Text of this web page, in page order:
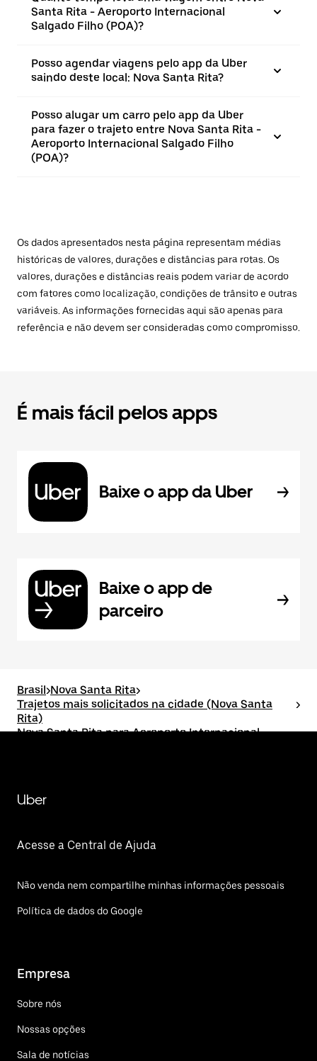
Santa Rita - Aeroporto Internacional
Salgado Filho (POA)?
Posso agendar viagens pelo app da Uber
saindo deste local: Nova Santa Rita?
Posso alugar um carro pelo app da Uber
para fazer o trajeto entre Nova Santa Rita -
Aeroporto Internacional Salgado Filho
(POA)?
Os dados apresentados nesta página representam médias
históricas de valores, durações e distâncias para rotas. Os
valores, durações e distâncias reais podem variar de acordo
com fatores como localização, condições de trânsito e outras
variáveis. As informações fornecidas aqui são apenas para
referência e não devem ser consideradas como compromisso.
É mais fácil pelos apps
Baixe o app da Uber
Baixe o app de
parceiro
Brasil>Nova Santa Rita>
Trajetos mais solicitados na cidade (Nova Santa
Rita)
>
Nova Santa Rita para Aeroporto Internacional
Uber
Acesse a Central de Ajuda
Não venda nem compartilhe minhas informações pessoais
Política de dados do Google
Empresa
Sobre nós
Nossas opções
Sala de notícias